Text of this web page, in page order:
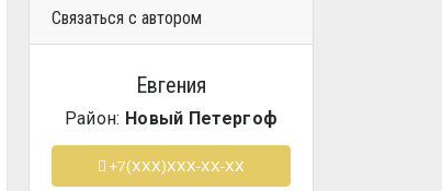
Связаться с автором
Евгения
Район: Новый Петергоф
+7(XXX)XXX-XX-XX